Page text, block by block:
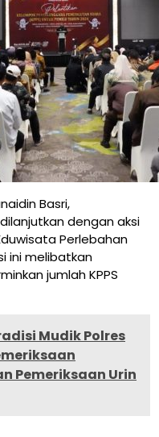
Basri,
dengan aksi
Perlebahan
ini melibatkan
jumlah KPPS
Mudik Polres
Pemeriksaan Urin